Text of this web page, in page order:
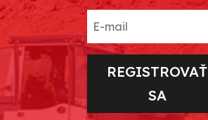
REGISTROVAŤ
SA